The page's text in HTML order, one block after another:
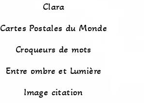
Clara
Cartes Postales du Monde
Croqueurs de mots
Entre ombre et Lumière
Image citation